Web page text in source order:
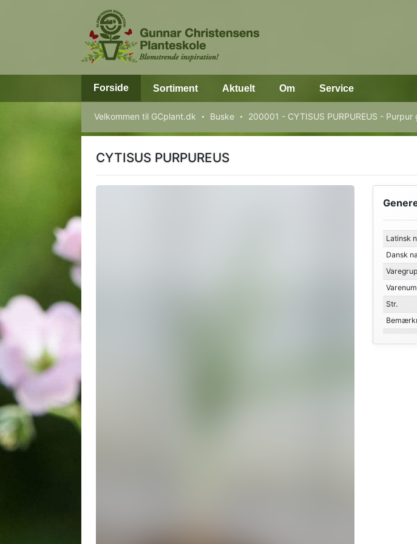
Forside Sortiment Aktuelt Om Service
Velkommen til GCplant.dk Buske 200001 - CYTISUS PURPUREUS - Purpur
CYTISUS PURPUREUS
Latinsk
Dansk
Str.